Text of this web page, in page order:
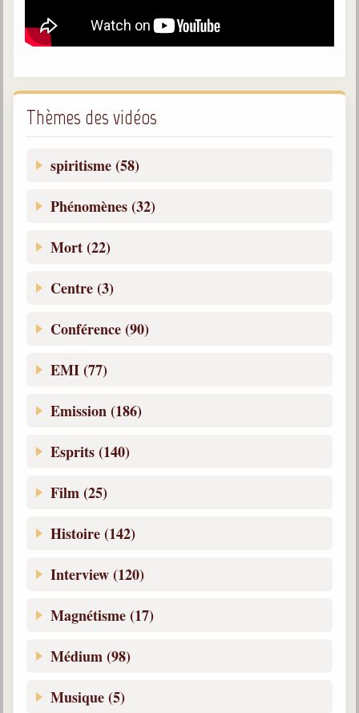
Galerie
Photos et vidéoscope
Vidéoscope
Liens spirites
France
Belgique, Lux. et Canada
Thèmes des vidéos
spiritisme (58)
Phénomènes (32)
Mort (22)
Centre (3)
Conférence (90)
EMI (77)
Emission (186)
Esprits (140)
Film (25)
Histoire (142)
Interview (120)
Magnétisme (17)
Médium (98)
Musique (5)